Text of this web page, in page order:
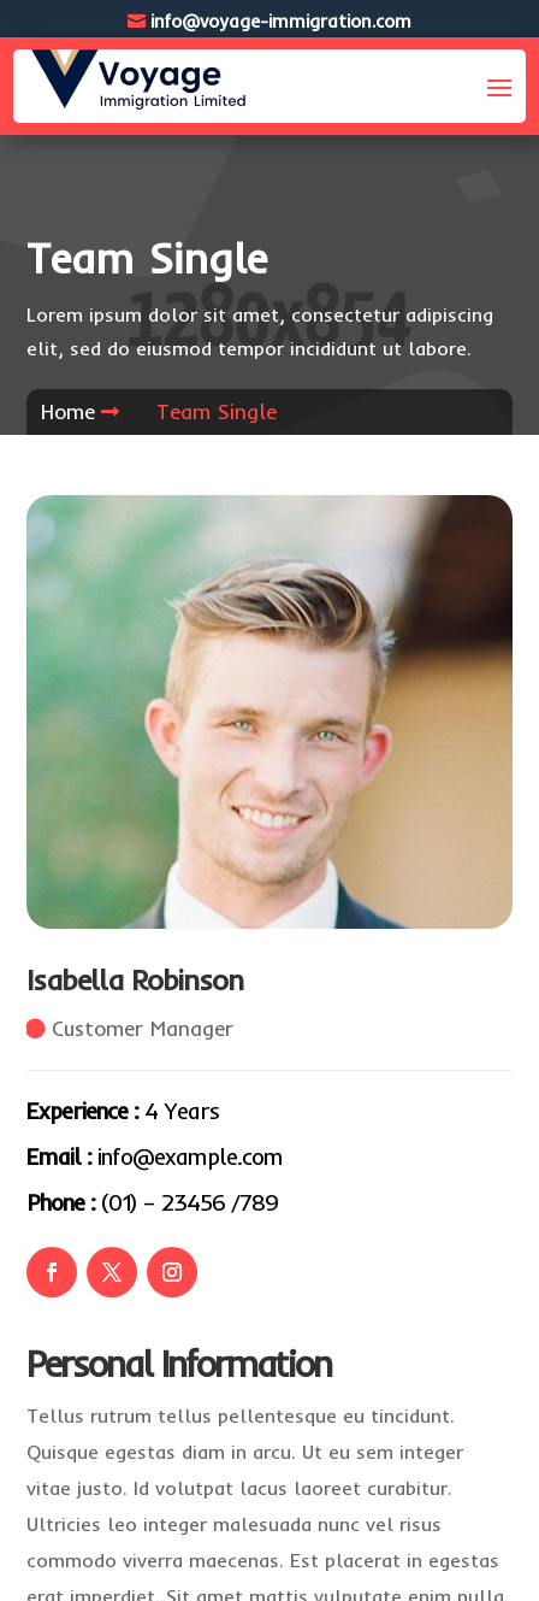
info@voyage-immigration.com
Team Single
Lorem ipsum dolor sit amet, consectetur adipiscing
elit, sed do eiusmod tempor incididunt ut labore.
Home Team Single
Isabella Robinson
Customer Manager
Experience : 4 Years
Email :info@example.com
Phone :(01) – 23456 /789
Personal Information
Tellus rutrum tellus pellentesque eu tincidunt.
Quisque egestas diam in arcu. Ut eu sem integer
vitae justo. Id volutpat lacus laoreet curabitur.
Ultricies leo integer malesuada nunc vel risus
commodo viverra maecenas. Est placerat in egestas